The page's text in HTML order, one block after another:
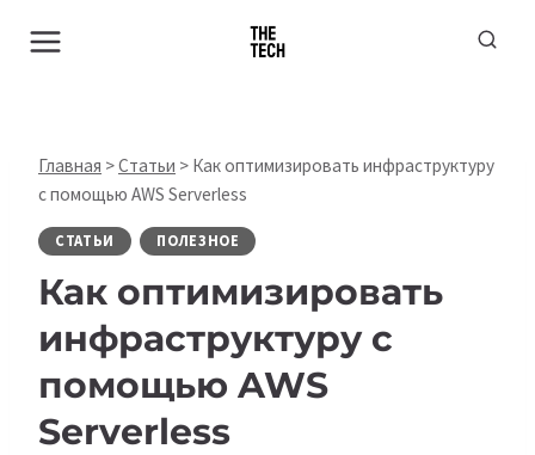
Главная >Статьи > Как оптимизировать инфраструктуру
с помощью AWS Serverless
СТАТЬИ ПОЛЕЗНОЕ
Как оптимизировать
инфраструктуру с
помощью AWS
Serverless